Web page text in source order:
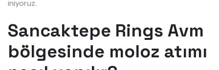
iniyoruz.
Sancaktepe Rings Avm
bölgesinde moloz atımı